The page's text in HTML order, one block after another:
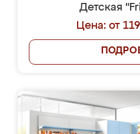
Детская
Цена: от